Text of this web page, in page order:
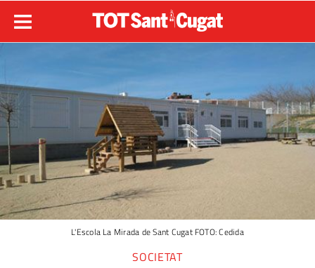
L'Escola La Mirada de Sant Cugat FOTO: Cedida
SOCIETAT